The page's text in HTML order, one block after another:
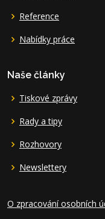
Reference
Nabídky práce
Naše články
Tiskové zprávy
Rady a tipy
Rozhovory
Newslettery
O zpracování osobních